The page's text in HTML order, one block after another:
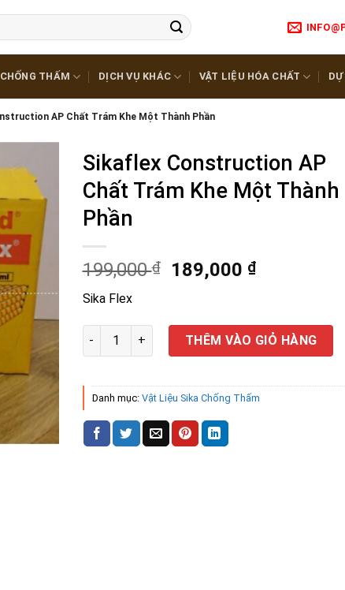
THẤM DỊCH VỤ KHÁC VẬT LIỆU HÓA CHẤT
AP Chất Trám Khe Một Thành Phần
Sikaflex Construction AP
Chất Trám Khe Một Thành
Phần
199,000₫ 189,000 ₫
Sika Flex
Sikaflex Construction AP Chất Trám Khe Một
THÊM VÀO GIỎ HÀNG
Danh mục: Vật Liệu Sika Chống Thấm